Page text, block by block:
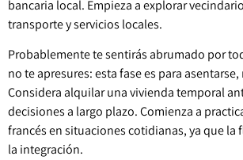
bancaria local. Empieza a explorar
transporte y servicios locales.
Probablemente te sentirás abrumado por
no te apresures: esta fase es para
Considera alquilar una vivienda temporal
decisiones a largo plazo. Comienza a
francés en situaciones cotidianas, ya que la
la integración.